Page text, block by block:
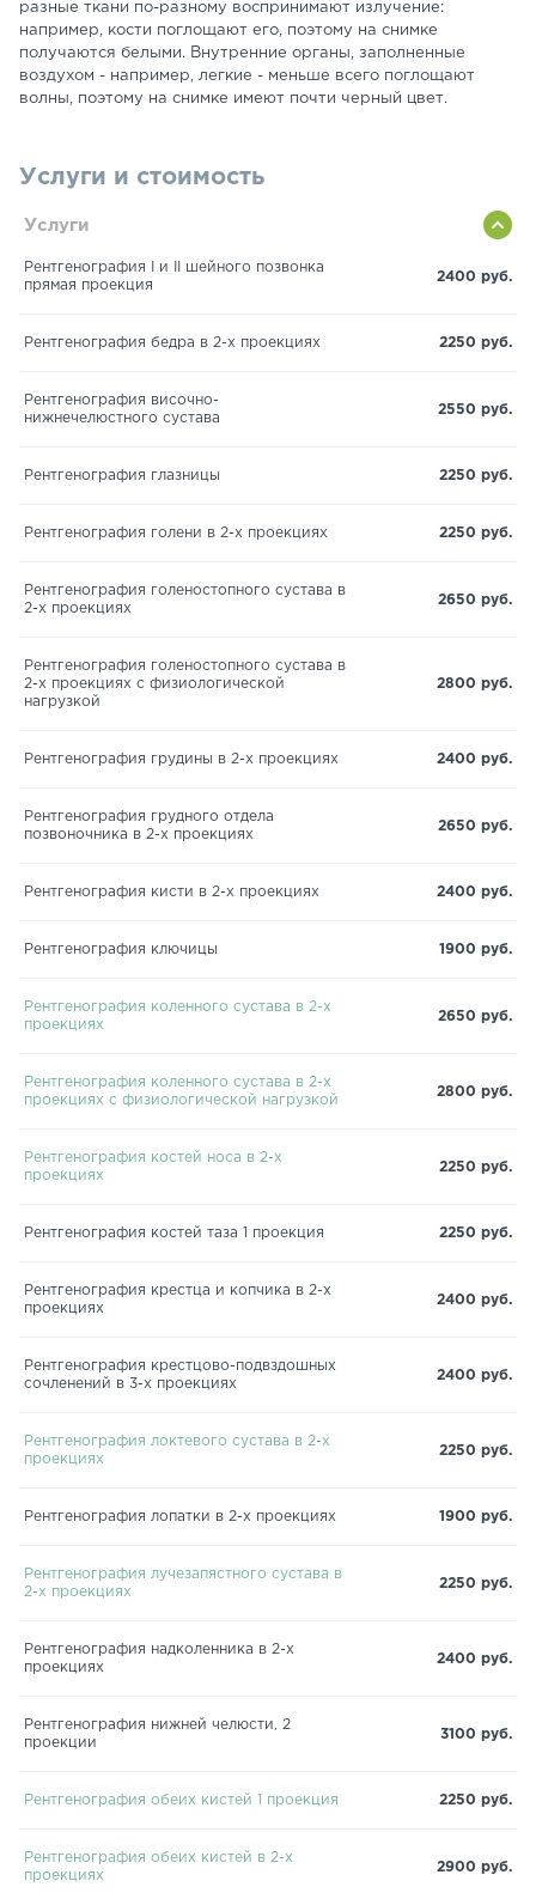
разные ткани по-разному воспринимают излучение:
например, кости поглощают его, поэтому на снимке
получаются белыми. Внутренние органы, заполненные
воздухом - например, легкие - меньше всего поглощают
волны, поэтому на снимке имеют почти черный цвет.
Услуги и стоимость
Услуги
Рентгенография I и II шейного позвонка
прямая проекция
2400 руб.
Рентгенография бедра в 2-х проекциях 2250 руб.
Рентгенография височно-
нижнечелюстного сустава
2550 руб.
Рентгенография глазницы 2250 руб.
Рентгенография голени в 2-х проекциях 2250 руб.
Рентгенография голеностопного сустава в
2-х проекциях
2650 руб.
Рентгенография голеностопного сустава в
2-х проекциях с физиологической
нагрузкой
2800 руб.
Рентгенография грудины в 2-х проекциях 2400 руб.
Рентгенография грудного отдела
позвоночника в 2-х проекциях
2650 руб.
Рентгенография кисти в 2-х проекциях 2400 руб.
Рентгенография ключицы 1900 руб.
Рентгенография коленного сустава в 2-х
проекциях
2650 руб.
Рентгенография коленного сустава в 2-х
проекциях с физиологической нагрузкой
2800 руб.
Рентгенография костей носа в 2-х
проекциях
2250 руб.
Рентгенография костей таза 1 проекция 2250 руб.
Рентгенография крестца и копчика в 2-х
проекциях
2400 руб.
Рентгенография крестцово-подвздошных
сочленений в 3-х проекциях
2400 руб.
Рентгенография локтевого сустава в 2-х
проекциях
2250 руб.
Рентгенография лопатки в 2-х проекциях 1900 руб.
Рентгенография лучезапястного сустава в
2-х проекциях
2250 руб.
Рентгенография надколенника в 2-х
проекциях
2400 руб.
Рентгенография нижней челюсти, 2
проекции
3100 руб.
Рентгенография обеих кистей 1 проекция 2250 руб.
Рентгенография обеих кистей в 2-х
проекциях
2900 руб.